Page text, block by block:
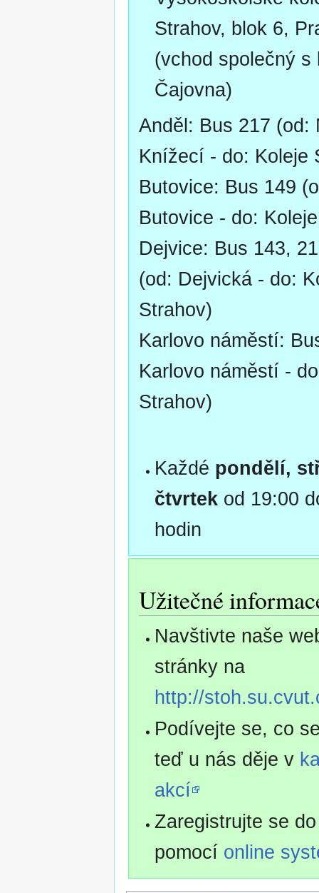
Strahov, blok 6,
(vchod společný s
Čajovna)
Anděl: Bus 217 (od:
Knížecí - do: Koleje
Butovice: Bus 149
Butovice - do:
Dejvice: Bus 143,
(od: Dejvická - do:
Strahov)
Karlovo náměstí:
Karlovo náměstí -
Strahov)
Každé pondělí,
čtvrtek od 19:00
hodin
Užitečné
Navštivte naše
stránky na
http://
Podívejte se, co
teď u nás děje v
akcí
Zaregistrujte se
pomocí online